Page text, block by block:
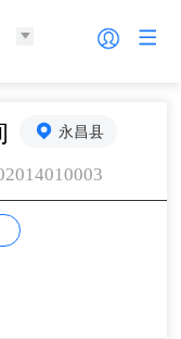
永昌县